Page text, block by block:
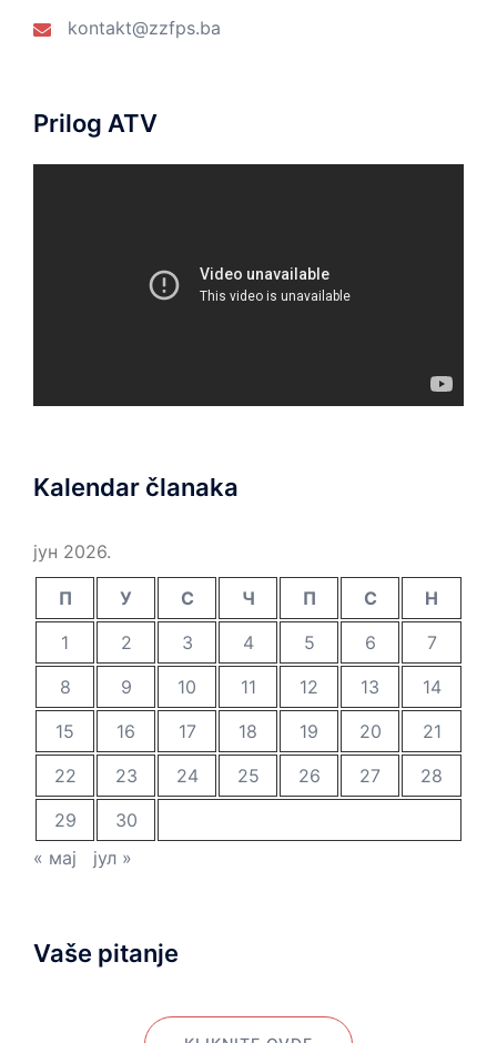
kontakt@zzfps.ba
Prilog ATV
Kalendar članaka
јун 2026.
П У С Ч П С
Н
1
2 3 4 5 6
7
8
9 10 11 12 13
14
15
16 17 18 19 20
21
22
23 24 25 26 27
28
29
30
« мај
јул »
Vaše pitanje